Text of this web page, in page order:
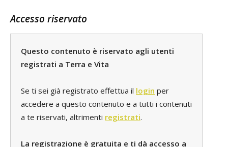
Accesso riservato
Questo contenuto è riservato agli utenti
registrati a Terra e Vita
Se ti sei già registrato effettua il login per
accedere a questo contenuto e a tutti i contenuti
a te riservati, altrimenti registrati.
La registrazione è gratuita e ti dà accesso a